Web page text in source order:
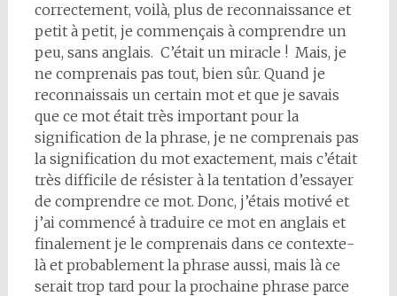
correctement, voilà, plus de reconnaissance et
petit à petit, je commençais à comprendre un
peu, sans anglais. C’était un miracle ! Mais, je
ne comprenais pas tout, bien sûr. Quand je
reconnaissais un certain mot et que je savais
que ce mot était très important pour la
signification de la phrase, je ne comprenais pas
la signification du mot exactement, mais c’était
très difficile de résister à la tentation d’essayer
de comprendre ce mot. Donc, j’étais motivé et
j’ai commencé à traduire ce mot en anglais et
finalement je le comprenais dans ce contexte-
là et probablement la phrase aussi, mais là ce
serait trop tard pour la prochaine phrase parce